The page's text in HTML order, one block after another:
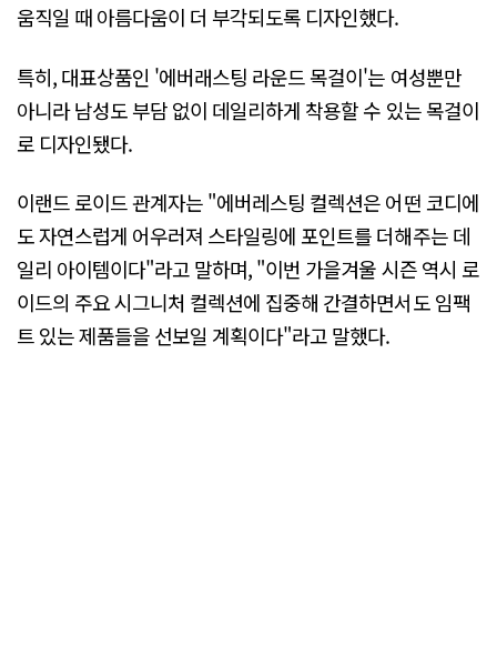
움직일 때 아름다움이 더 부각되도록 디자인했다.
특히, 대표상품인 '에버래스팅 라운드 목걸이'는 여성뿐만
아니라 남성도 부담 없이 데일리하게 착용할 수 있는 목걸이
로 디자인됐다.
이랜드 로이드 관계자는 "에버레스팅 컬렉션은 어떤 코디에
도 자연스럽게 어우러져 스타일링에 포인트를 더해주는 데
일리 아이템이다"라고 말하며, "이번 가을겨울 시즌 역시 로
이드의 주요 시그니처 컬렉션에 집중해 간결하면서도 임팩
트 있는 제품들을 선보일 계획이다"라고 말했다.